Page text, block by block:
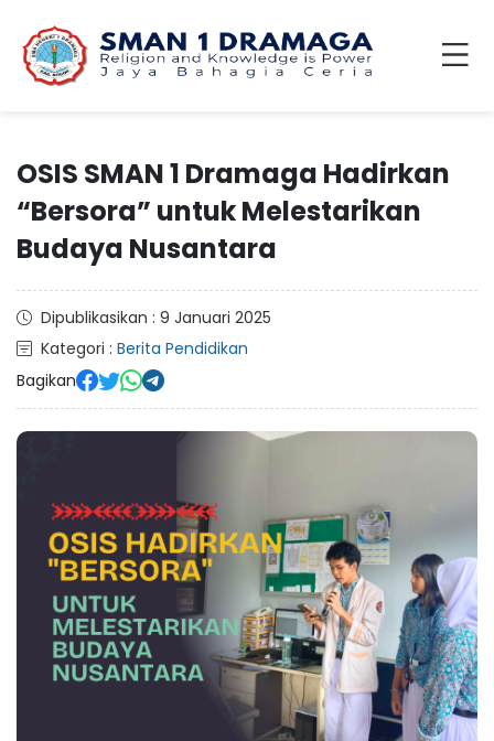
OSIS SMAN 1 Dramaga Hadirkan
“Bersora” untuk Melestarikan
Budaya Nusantara
Dipublikasikan : 9 Januari 2025
Kategori : Berita Pendidikan
Bagikan